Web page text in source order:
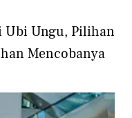
Ubi Ungu, Pilihan
Mencobanya